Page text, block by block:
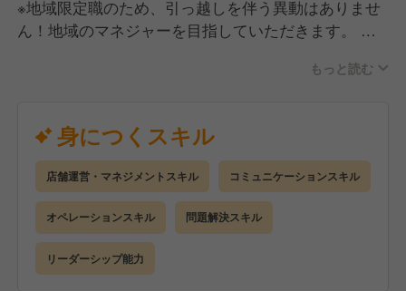
いきます。
※地域限定職のため、引っ越しを伴う異動はありませ
ん！地域のマネジャーを目指していただきます。
★勤務経験（アルバイトも含む）をお持ちの方、大歓
学生時代に働いていた。正社員として以前勤務して
いたなど
もう一度サイゼリヤでキャリアを歩みたい！そんな
方をお待ちしております。
《入社後の流れ》
▼入社1年目▼
新人研修を経て店舗配属後、マニュアルに沿ってオペ
もっと読む
身につくスキル
店舗運営・マネジメントスキル コミュニケーションスキル
オペレーションスキル 問題解決スキル
リーダーシップ能力